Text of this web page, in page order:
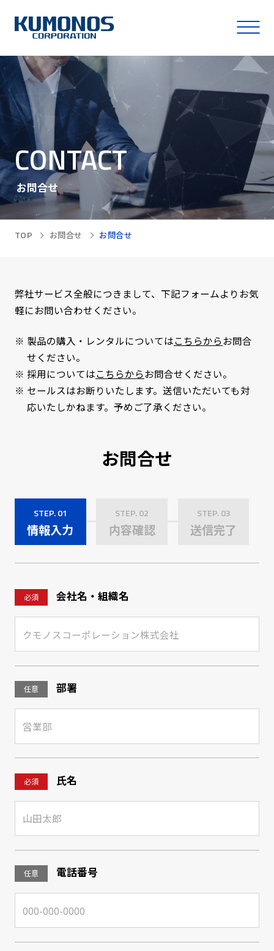
CONTACT
お問合せ
TOP お問合せ お問合せ
弊社サービス全般につきまして、下記フォームよりお気
軽にお問い合わせください。
※ 製品の購入・レンタルについてはこちらからお問合
せください。
※ 採用についてはこちらからお問合せください。
※ セールスはお断りいたします。送信いただいても対
応いたしかねます。予めご了承ください。
お問合せ
STEP. 01
情報入力
STEP. 02
内容確認
STEP. 03
送信完了
必須 会社名・組織名
任意 部署
必須 氏名
任意 電話番号